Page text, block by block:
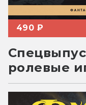
490 ₽
ролевые